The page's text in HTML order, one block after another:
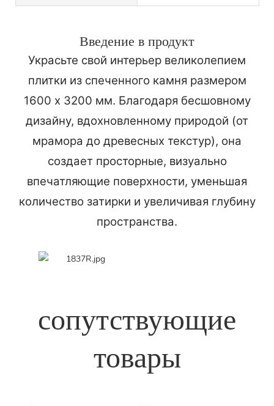
Введение в продукт
Украсьте свой интерьер великолепием
плитки из спеченного камня размером
1600 x 3200 мм. Благодаря бесшовному
дизайну, вдохновленному природой (от
мрамора до древесных текстур), она
создает просторные, визуально
впечатляющие поверхности, уменьшая
количество затирки и увеличивая глубину
пространства.
сопутствующие
товары